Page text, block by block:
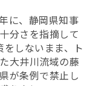
に、静岡県知事
分さを指摘して
しないまま、ト
大井川流域の藤
が条例で禁止し